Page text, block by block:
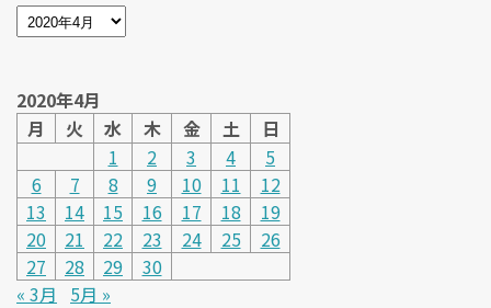
2020年4月
月
火 水 木 金 土
日
1
2 3 4
5
6
7 8 9 10 11
12
13
14 15 16 17 18
19
20
21 22 23 24 25
26
27
28 29
30
« 3月
5月 »